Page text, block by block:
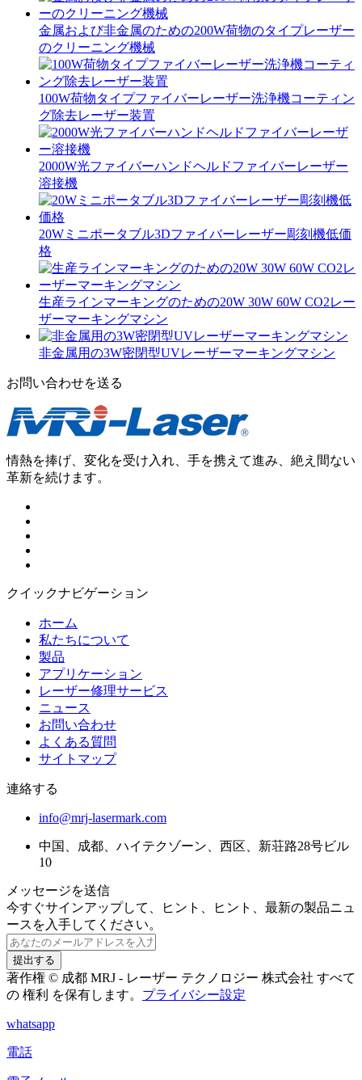
金属および非金属のための200W荷物のタイプレーザー
のクリーニング機械
100W荷物タイプファイバーレーザー洗浄機コーティン
グ除去レーザー装置
2000W光ファイバーハンドヘルドファイバーレーザー
溶接機
20Wミニポータブル3Dファイバーレーザー彫刻機低価
格
生産ラインマーキングのための20W 30W 60W CO2レー
ザーマーキングマシン
非金属用の3W密閉型UVレーザーマーキングマシン
お問い合わせを送る
情熱を捧げ、変化を受け入れ、手を携えて進み、絶え間ない
革新を続けます。
クイックナビゲーション
ホーム
私たちについて
製品
アプリケーション
レーザー修理サービス
ニュース
お問い合わせ
よくある質問
サイトマップ
連絡する
info@mrj-lasermark.com
中国、成都、ハイテクゾーン、西区、新荘路28号ビル
10
メッセージを送信
今すぐサインアップして、ヒント、ヒント、最新の製品ニュ
ースを入手してください。
提出する
著作権 © 成都 MRJ - レーザー テクノロジー 株式会社 すべて
の 権利 を保有します。 プライバシー設定
whatsapp
電話